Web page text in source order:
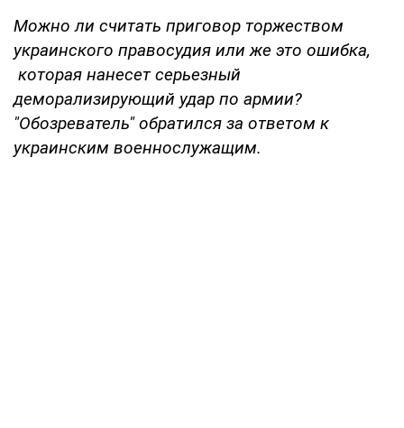
Можно ли считать приговор торжеством
украинского правосудия или же это ошибка,
которая нанесет серьезный
деморализирующий удар по армии?
"Обозреватель" обратился за ответом к
украинским военнослужащим.